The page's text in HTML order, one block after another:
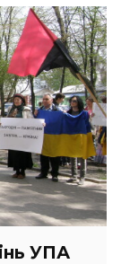
УПА